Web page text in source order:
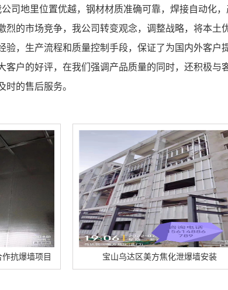
司地里位置优越，钢材材质准确可靠，焊接自动化
烈的市场竞争，我公司转变观念，调整战略，将本
验，生产流程和质量控制手段，保证了为国内外客
客户的好评，在我们强调产品质量的同时，还积极
时的售后服务。
宝山乌达区美方焦化泄爆墙安装 宝山